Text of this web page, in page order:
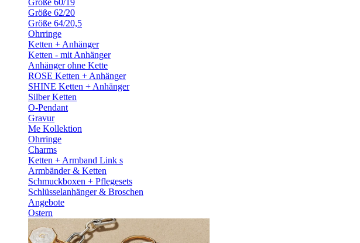
Größe 60/19
Größe 62/20
Größe 64/20,5
Ohrringe
Ketten + Anhänger
Ketten - mit Anhänger
Anhänger ohne Kette
ROSE Ketten + Anhänger
SHINE Ketten + Anhänger
Silber Ketten
O-Pendant
Gravur
Me Kollektion
Ohrringe
Charms
Ketten + Armband Link s
Armbänder & Ketten
Schmuckboxen + Pflegesets
Schlüsselanhänger & Broschen
Angebote
Ostern